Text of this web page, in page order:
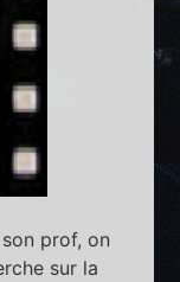
prof, on
sur la